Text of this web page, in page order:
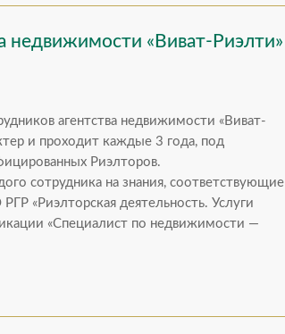
недвижимости «Виват-Риэлти»
агентства недвижимости «Виват-
и проходит каждые 3 года, под
Риэлторов.
сотрудника на знания, соответствующие
«Риэлторская деятельность. Услуги
«Специалист по недвижимости —